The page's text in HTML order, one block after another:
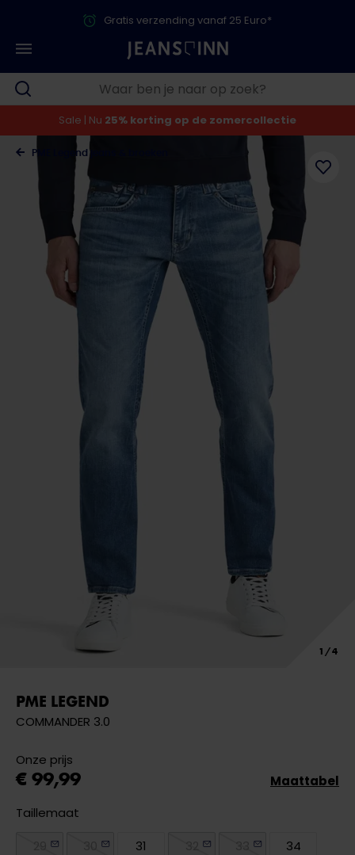
Gratis verzending vanaf 25 Euro*
Sale | Nu 25% korting op de zomercollectie
PME Legend jeans & broeken
PME LEGEND
COMMANDER 3.0
Onze prijs
€ 99,99
Taillemaat
31 34
Maattabel